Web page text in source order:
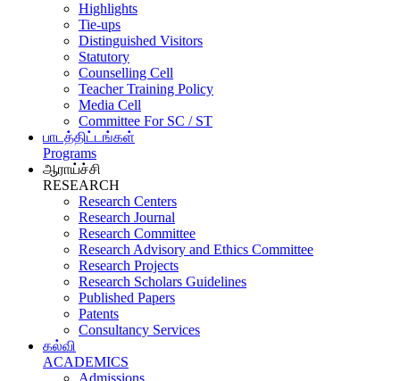
Highlights
Tie-ups
Distinguished Visitors
Statutory
Counselling Cell
Teacher Training Policy
Media Cell
Committee For SC / ST
பாடத்திட்டங்கள்
Programs
ஆராய்ச்சி
RESEARCH
Research Centers
Research Journal
Research Committee
Research Advisory and Ethics Committee
Research Projects
Research Scholars Guidelines
Published Papers
Patents
Consultancy Services
கல்வி
ACADEMICS
Admissions